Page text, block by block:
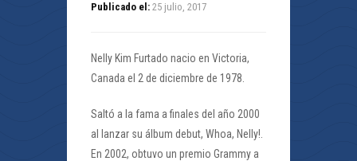
Publicado el: 25 julio, 2017
Nelly Kim Furtado nacio en Victoria,
Canada el 2 de diciembre de 1978.
Saltó a la fama a finales del año 2000
al lanzar su álbum debut, Whoa, Nelly!.
En 2002, obtuvo un premio Grammy a